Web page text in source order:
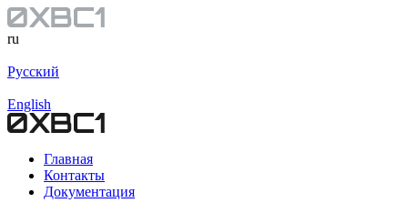
ru
Русский
English
Главная
Контакты
Документация